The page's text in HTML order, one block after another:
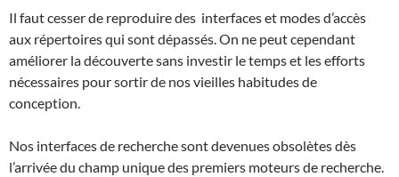
Il faut cesser de reproduire des interfaces et modes d’accès
aux répertoires qui sont dépassés. On ne peut cependant
améliorer la découverte sans investir le temps et les efforts
nécessaires pour sortir de nos vieilles habitudes de
conception.
Nos interfaces de recherche sont devenues obsolètes dès
l’arrivée du champ unique des premiers moteurs de recherche.